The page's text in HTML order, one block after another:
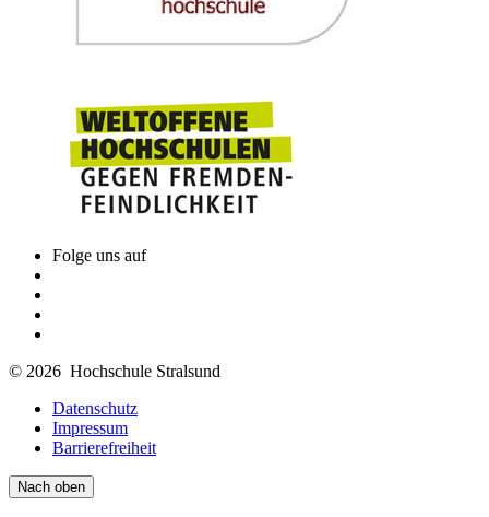
Folge uns auf
© 2026 Hochschule Stralsund
Datenschutz
Impressum
Barrierefreiheit
Nach oben